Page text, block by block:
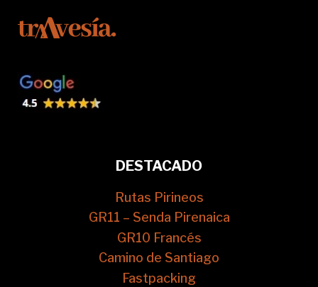
DESTACADO
Rutas Pirineos
GR11 – Senda Pirenaica
GR10 Francés
Camino de Santiago
Fastpacking